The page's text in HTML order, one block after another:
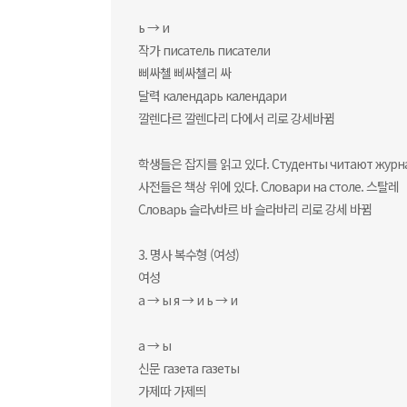
ь → и
작가 писатель писатели
삐싸첼 삐싸첼리 싸
달력 календарь календари
깔렌다르 깔렌다리 다에서 리로 강세바뀜
학생들은 잡지를 읽고 있다. Студенты читают
사전들은 책상 위에 있다. Словари на столе. 스탈레
Словарь 슬라v바르 바 슬라바리 리로 강세 바뀜
3. 명사 복수형 (여성)
여성
а → ы я → и ь → и
а → ы
신문 газета газеты
가제따 가제띄